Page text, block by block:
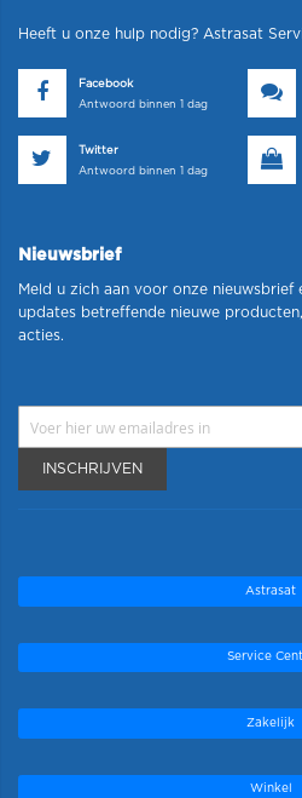
Heeft u onze hulp nodig? Astrasat
Facebook
Antwoord binnen 1 dag
Twitter
Antwoord binnen 1 dag
Nieuwsbrief
Meld u zich aan voor onze nieuwsbrief
updates betreffende nieuwe
acties.
INSCHRIJVEN
Astrasat
Service
Zakelijk
Winkel